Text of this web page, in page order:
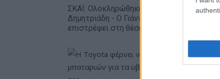
ΣΚΑΪ: Ολοκληρώθηκε η θητεία του Γρηγόρη
Δημητριάδη - Ο Γιάννης Αλαφούζος
επιστρέφει στη θέση του CEO